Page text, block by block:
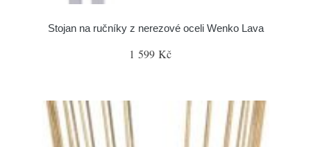
Stojan na ručníky z nerezové oceli Wenko Lava
1 599 Kč